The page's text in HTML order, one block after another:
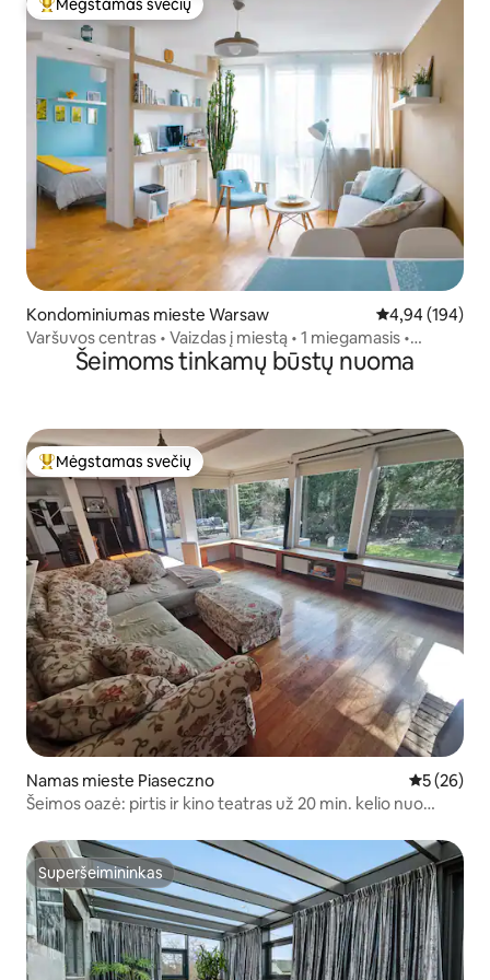
Svečių mėgstamiausias
Mėgstamas svečių
Kondominiumas mieste Warsaw Vidutinis
4,94 (194)
Varšuvos centras • Vaizdas į miestą • 1 miegamasis •
Airbnb geriausiųjų 10 %
Šeimoms tinkamų būstų nuoma
Svečių mėgstamiausias
Mėgstamas svečių
Namas mieste Piaseczno Vidutinis
5 (26)
Šeimos oazė: pirtis ir kino teatras už 20 min. kelio nuo
Superšeimininkas
Superšeimininkas